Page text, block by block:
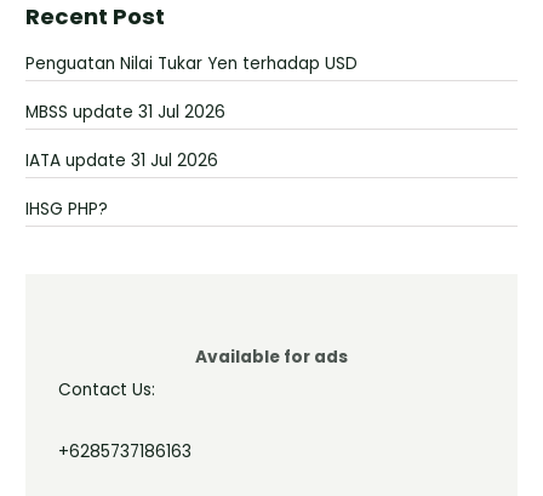
Recent Post
Penguatan Nilai Tukar Yen terhadap USD
MBSS update 31 Jul 2026
IATA update 31 Jul 2026
IHSG PHP?
Available for ads
Contact Us:
+6285737186163